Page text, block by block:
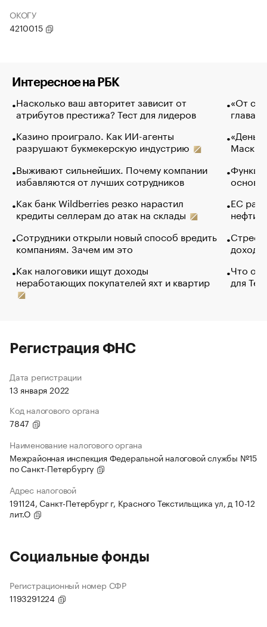
ОКОГУ
4210015
Интересное на РБК
Насколько ваш авторитет зависит от
атрибутов престижа? Тест для лидеров
Казино проиграло. Как ИИ-агенты
разрушают букмекерскую индустрию
Выживают сильнейших. Почему компании
избавляются от лучших сотрудников
Как банк Wildberries резко нарастил
кредиты селлерам до атак на склады
Сотрудники открыли новый способ вредить
компаниям. Зачем им это
Как налоговики ищут доходы
неработающих покупателей яхт и квартир
«От
глава
Маск в
основ
ЕС
нефти
Что
для
Регистрация ФНС
Дата регистрации
13 января 2022
Код налогового органа
7847
Наименование налогового органа
Межрайонная инспекция Федеральной налоговой службы №15
по Санкт-Петербургу
Адрес налоговой
191124, Санкт-Петербург г, Красного Текстильщика ул, д 10-12
лит.О
Социальные фонды
Регистрационный номер СФР
1193291224